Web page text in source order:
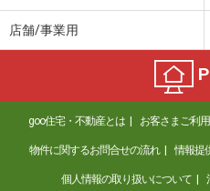
店舗/事業用
goo住宅・不動産とは お客さまご利
物件に関するお問合せの流れ 情報提
個人情報の取り扱いについて